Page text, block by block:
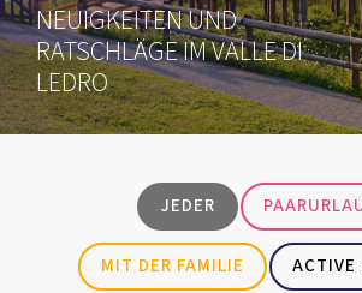
NEUIGKEITEN UND
RATSCHLÄGE IM VALLE DI
LEDRO
JEDER
MIT DER FAMILIE ACTIVE